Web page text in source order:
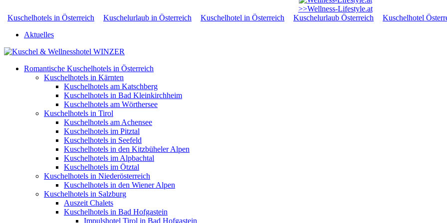
>>Wellness-Lifestyle.at
Kuschelhotels in Österreich
Kuschelurlaub in Österreich Kuschelhotel in Österreich Kuschelurlaub Österreich
Kuschelhotel
Aktuelles
Romantische Kuschelhotels in Österreich
Kuschelhotels in Kärnten
Kuschelhotels am Katschberg
Kuschelhotels in Bad Kleinkirchheim
Kuschelhotels am Wörthersee
Kuschelhotels in Tirol
Kuschelhotels am Achensee
Kuschelhotels im Pitztal
Kuschelhotels in Seefeld
Kuschelhotels in den Kitzbüheler Alpen
Kuschelhotels im Alpbachtal
Kuschelhotels im Ötztal
Kuschelhotels in Niederösterreich
Kuschelhotels in den Wiener Alpen
Kuschelhotels in Salzburg
Auszeit Chalets
Kuschelhotels in Bad Hofgastein
Impulshotel Tirol in Bad Hofgastein